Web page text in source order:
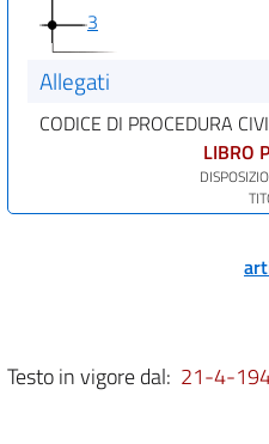
3
Allegati
CODICE DI PROCEDURA
LIBRO
DEGLI
Del
art. 2
Testo in vigore dal: 21-4-